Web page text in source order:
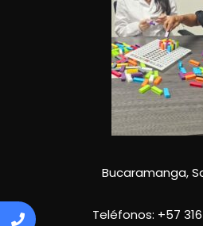
Bucaramanga,
Teléfonos: +57